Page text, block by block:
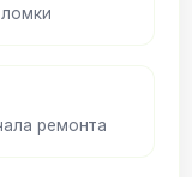
ремонта